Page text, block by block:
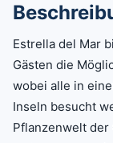
Estrella del Mar
Gästen die
wobei alle in
Inseln besucht
Pflanzenwelt der